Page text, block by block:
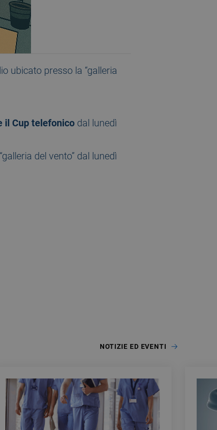
ubicato presso la “galleria
il Cup telefonico dal lunedì
del vento” dal lunedì
NOTIZIE ED EVENTI